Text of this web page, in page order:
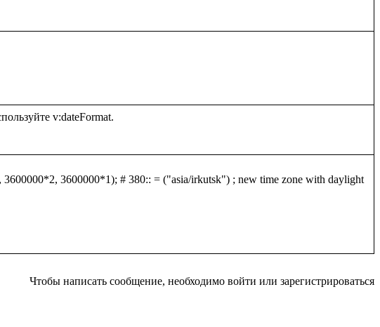
3600000*1); # 380:: = ("asia/irkutsk") ; new time zone with daylight
Чтобы написать сообщение, необходимо войти или зарегистрироваться